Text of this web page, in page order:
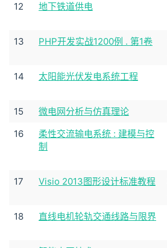
12
地下铁道供电
13 PHP开发实战1200例 . 第1卷
14 太阳能光伏发电系统工程
15 微电网分析与仿真理论
16
柔性交流输电系统 : 建模与控
制
17 Visio 2013图形设计标准教程
18 直线电机轮轨交通线路与限界